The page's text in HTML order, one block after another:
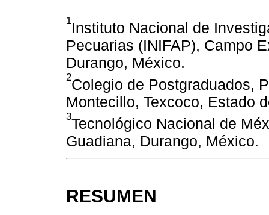
1Instituto Nacional de
Pecuarias (INIFAP), Campo
Durango, México.
2Colegio de Postgraduados,
Montecillo, Texcoco, Estado
3Tecnológico Nacional de
Guadiana, Durango, México.
RESUMEN